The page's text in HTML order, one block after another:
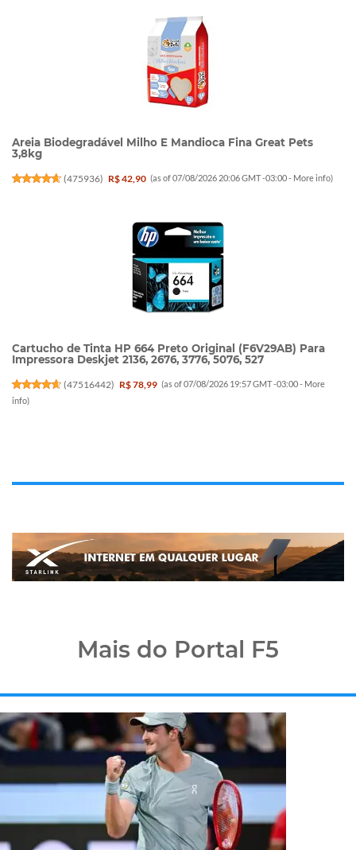
Areia Biodegradável Milho E Mandioca Fina Great Pets
3,8kg
(475936) R$ 42,90 (as of 07/08/2026 20:06 GMT -03:00 - More info)
Cartucho de Tinta HP 664 Preto Original (F6V29AB) Para
Impressora Deskjet 2136, 2676, 3776, 5076, 527
(47516442) R$ 78,99 (as of 07/08/2026 19:57 GMT -03:00 - More
info)
Mais do Portal F5